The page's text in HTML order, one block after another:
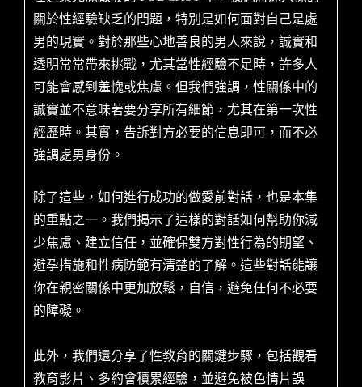
關於性經驗缺乏的問題，特別是如何面對自己是處
男的現實。對於那些心地善良的男人來說，誠實和
透明常常帶來挑戰，尤其當性經驗不足時，許多人
可能會感到羞愧或焦慮。但我們強調，性關係中的
誠實並不意味著要分享所有細節，尤其在第一次性
經歷時。其實，告訴對方必要的信息即可，而不必
強調處男身份。
除了這些，如何進行成功的做愛前對話，也是本集
的重點之一。我們揭示了這樣的對話如何幫助你減
少焦慮、建立信任，並確保雙方對性行為的期望、
避孕措施和性病防範有清楚的了解。這些對話能讓
你在親密關係中更加放鬆，自信，避免任何不必要
的障礙。
此外，我們還分享了性教育的關鍵步驟，包括觀看
教育影片、多約會積累經驗，並避免被色情片誤